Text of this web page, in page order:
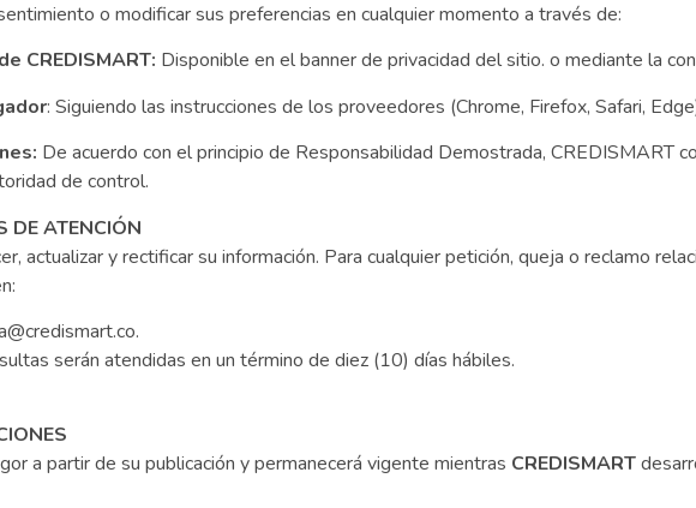
o modificar sus preferencias en cualquier momento a través de:
CREDISMART: Disponible en el banner de privacidad del sitio. o mediante la
: Siguiendo las instrucciones de los proveedores (Chrome, Firefox, Safari,
De acuerdo con el principio de Responsabilidad Demostrada, CREDISMART
de control.
DE ATENCIÓN
actualizar y rectificar su información. Para cualquier petición, queja o reclamo
serán atendidas en un término de diez (10) días hábiles.
a partir de su publicación y permanecerá vigente mientras CREDISMART